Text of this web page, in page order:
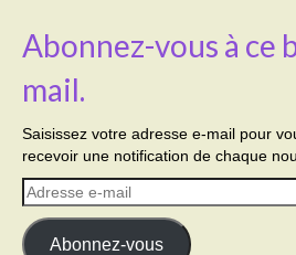
Abonnez-vous à ce
mail.
Saisissez votre adresse e-mail pour
recevoir une notification de chaque
Adresse
e-
mail
Abonnez-vous